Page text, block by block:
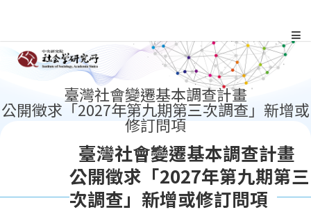
到
要
區
臺灣社會變遷基本調查計畫
公開徵求「2027年第九期第三次調查」新增或
修訂問項
臺灣社會變遷基本調查計畫
公開徵求「2027年第九期第三
次調查」新增或修訂問項